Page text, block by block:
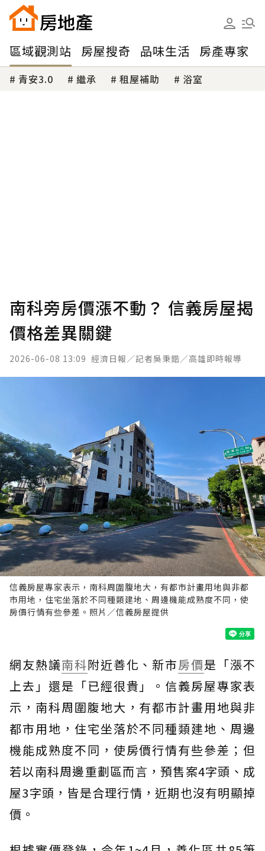
區域觀測站 房屋搜奇 品味生活 房產專家
青安3.0 繼承 租屋補助 浴室
南科旁房價漲不動？ 信義房屋揭
價格差異關鍵
2026-06-08 13:09 經濟日報／記者吳秉鍇／高雄即時報導
信義房屋專家表示，南科周圍腹地大，有都市計畫用地與非都
市用地，住宅坐落於不同種類建地、周邊機能成熟度不同，使
房價行情有些參差。照片／信義房屋提供
網友熱議南科附近善化、新市房價是「漲不
上去」還是「已經很貴」。信義房屋專家表
示，南科周圍腹地大，有都市計畫用地與非
都市用地，住宅坐落於不同種類建地、周邊
機能成熟度不同，使房價行情有些參差；但
若以南科周邊重劃區而言，預售案4字頭、成
屋3字頭，皆是合理行情，近期也沒有明顯掉
價。